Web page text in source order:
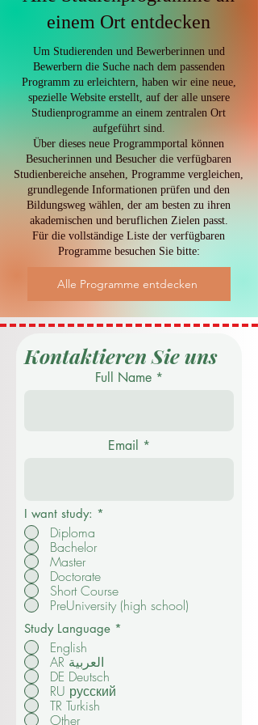
Klassifizierungsgenauigkeit
einem Ort entdecken
Um Studierenden und Bewerberinnen und
Bewerbern die Suche nach dem passenden
Programm zu erleichtern, haben wir eine neue,
spezielle Website erstellt, auf der alle unsere
Studienprogramme an einem zentralen Ort
aufgeführt sind.
Über dieses neue Programmportal können
Besucherinnen und Besucher die verfügbaren
Studienbereiche ansehen, Programme vergleichen,
grundlegende Informationen prüfen und den
Bildungsweg wählen, der am besten zu ihren
akademischen und beruflichen Zielen passt.
Für die vollständige Liste der verfügbaren
Programme besuchen Sie bitte:
Alle Programme entdecken
Kontaktieren Sie uns
Full Name
Email
I want study: *
Diploma
Bachelor
Master
Doctorate
Short Course
PreUniversity (high school)
Study Language *
English
AR العربية
DE Deutsch
RU русский
TR Turkish
Other